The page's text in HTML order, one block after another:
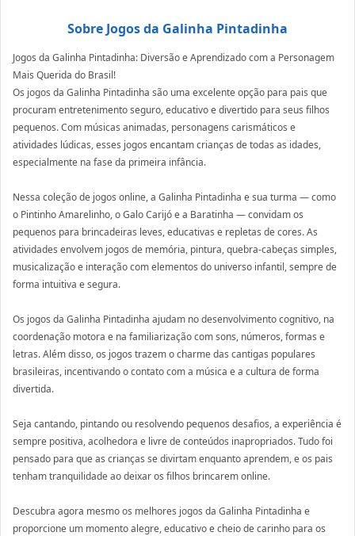
Sobre Jogos da Galinha Pintadinha
Jogos da Galinha Pintadinha: Diversão e Aprendizado com a Personagem
Mais Querida do Brasil!
Os jogos da Galinha Pintadinha são uma excelente opção para pais que
procuram entretenimento seguro, educativo e divertido para seus filhos
pequenos. Com músicas animadas, personagens carismáticos e
atividades lúdicas, esses jogos encantam crianças de todas as idades,
especialmente na fase da primeira infância.
Nessa coleção de jogos online, a Galinha Pintadinha e sua turma — como
o Pintinho Amarelinho, o Galo Carijó e a Baratinha — convidam os
pequenos para brincadeiras leves, educativas e repletas de cores. As
atividades envolvem jogos de memória, pintura, quebra-cabeças simples,
musicalização e interação com elementos do universo infantil, sempre de
forma intuitiva e segura.
Os jogos da Galinha Pintadinha ajudam no desenvolvimento cognitivo, na
coordenação motora e na familiarização com sons, números, formas e
letras. Além disso, os jogos trazem o charme das cantigas populares
brasileiras, incentivando o contato com a música e a cultura de forma
divertida.
Seja cantando, pintando ou resolvendo pequenos desafios, a experiência é
sempre positiva, acolhedora e livre de conteúdos inapropriados. Tudo foi
pensado para que as crianças se divirtam enquanto aprendem, e os pais
tenham tranquilidade ao deixar os filhos brincarem online.
Descubra agora mesmo os melhores jogos da Galinha Pintadinha e
proporcione um momento alegre, educativo e cheio de carinho para os